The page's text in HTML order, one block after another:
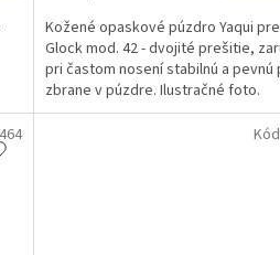
Kožené opaskové púzdro Yaqui
Glock mod. 42 - dvojité prešitie,
pri častom nosení stabilnú a pevnú
zbrane v púzdre. Ilustračné foto.